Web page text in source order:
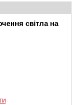
світла на